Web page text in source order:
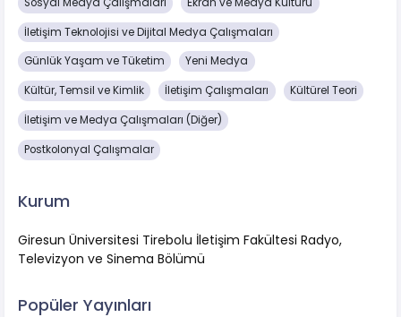
İletişim Teknolojisi ve Dijital Medya Çalışmaları
Günlük Yaşam ve Tüketim Yeni Medya
Kültür, Temsil ve Kimlik İletişim Çalışmaları Kültürel Teori
İletişim ve Medya Çalışmaları (Diğer)
Postkolonyal Çalışmalar
Kurum
Giresun Üniversitesi Tirebolu İletişim Fakültesi Radyo,
Televizyon ve Sinema Bölümü
Popüler Yayınları